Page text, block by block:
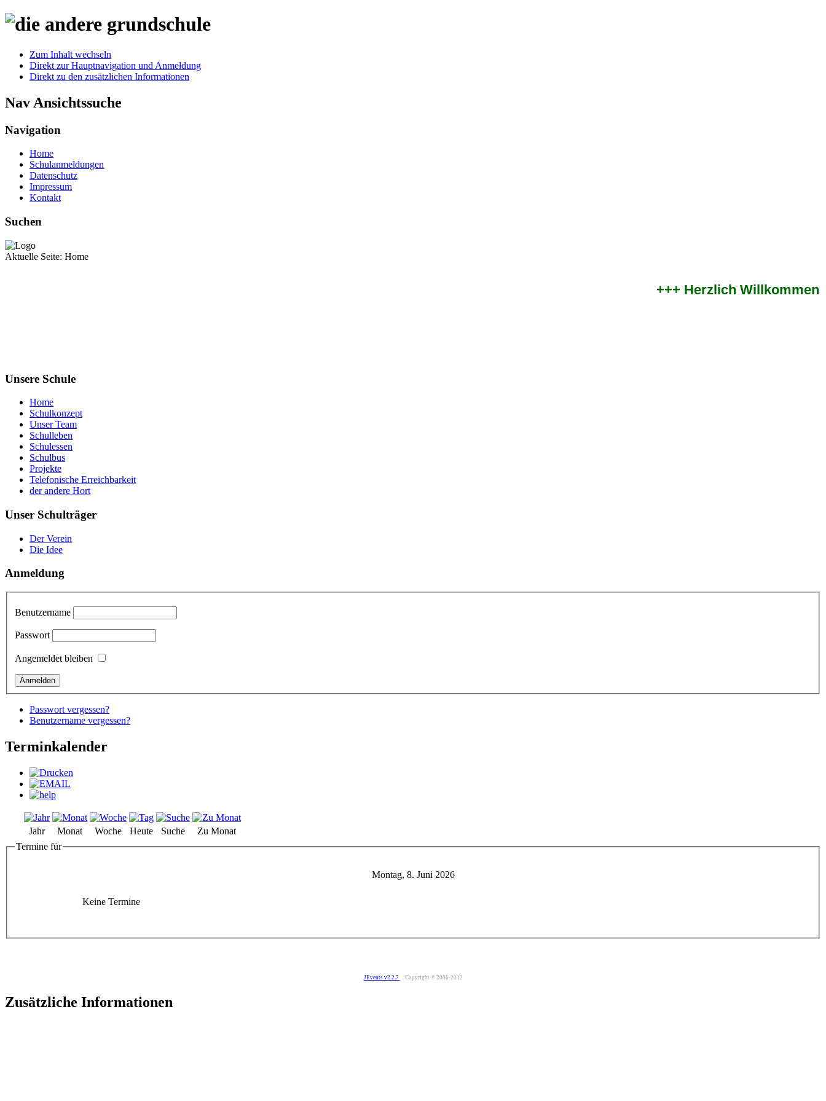
Zum Inhalt wechseln
Direkt zur Hauptnavigation und Anmeldung
Direkt zu den zusätzlichen Informationen
Nav Ansichtssuche
Navigation
Home
Schulanmeldungen
Datenschutz
Impressum
Kontakt
Suchen
Aktuelle Seite: Home
+++ Herzlich Willkommen
Unsere Schule
Home
Schulkonzept
Unser Team
Schulleben
Schulessen
Schulbus
Projekte
Telefonische Erreichbarkeit
der andere Hort
Unser Schulträger
Der Verein
Die Idee
Anmeldung
Benutzername
Passwort
Angemeldet bleiben
Passwort vergessen?
Benutzername vergessen?
Terminkalender
Jahr Monat Woche Heute Suche
Zu Monat
Termine für
Montag, 8. Juni 2026
Keine Termine
JEvents v2.2.7 Copyright © 2006-2012
Zusätzliche Informationen